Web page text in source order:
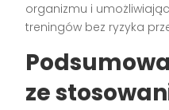
organizmu i
treningów bez ryzyka
ze